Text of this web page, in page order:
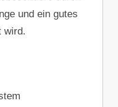
und ein gutes
wird.